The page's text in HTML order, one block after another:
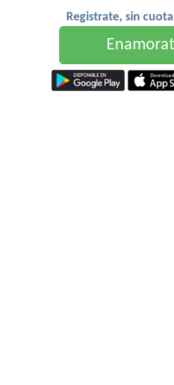
Registrate, sin